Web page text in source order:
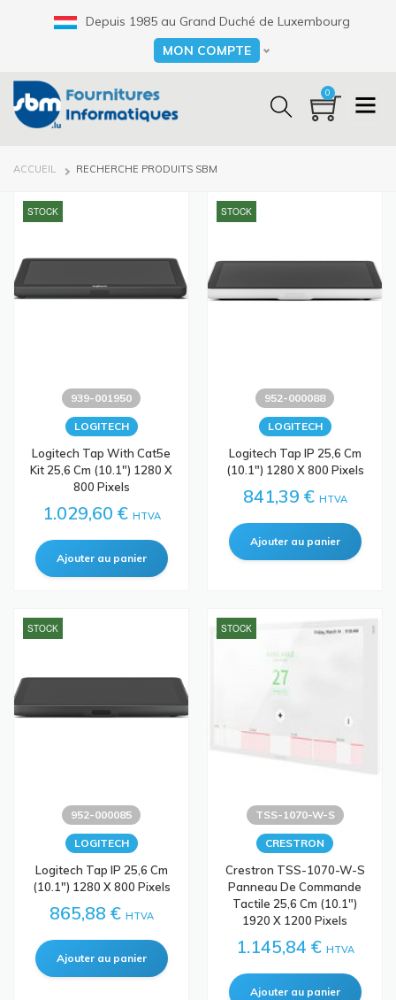
Depuis 1985 au Grand Duché de Luxembourg
Select your language
MON COMPTE
0
FIL
ACCUEIL RECHERCHE PRODUITS SBM
STOCK
939-001950
LOGITECH
Logitech Tap With Cat5e
Kit 25,6 Cm (10.1") 1280 X
800 Pixels
1.029,60 € HTVA
STOCK
952-000088
LOGITECH
Logitech Tap IP 25,6 Cm
(10.1") 1280 X 800 Pixels
841,39 € HTVA
STOCK
952-000085
LOGITECH
Logitech Tap IP 25,6 Cm
(10.1") 1280 X 800 Pixels
865,88 € HTVA
STOCK
TSS-1070-W-S
CRESTRON
Crestron TSS-1070-W-S
Panneau De Commande
Tactile 25,6 Cm (10.1")
1920 X 1200 Pixels
1.145,84 € HTVA